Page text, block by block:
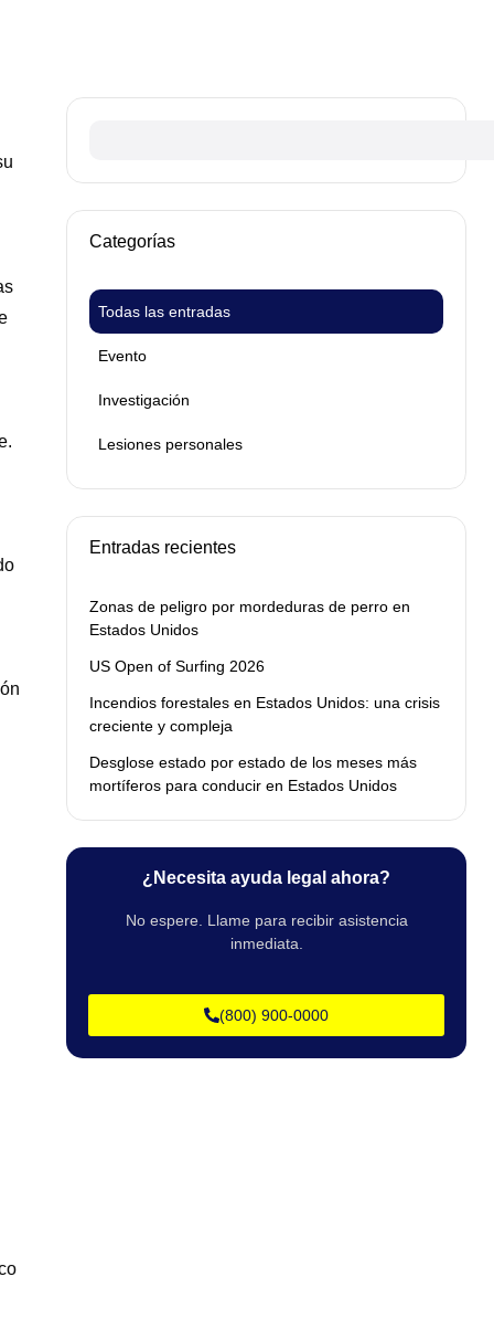
Categorías
Evento
Investigación
Lesiones personales
Todas las entradas
Entradas recientes
Zonas de peligro por mordeduras de perro en
Estados Unidos
US Open of Surfing 2026
Incendios forestales en Estados Unidos: una crisis
creciente y compleja
Desglose estado por estado de los meses más
mortíferos para conducir en Estados Unidos
¿Necesita ayuda legal ahora?
No espere. Llame para recibir asistencia
inmediata.
(800) 900-0000